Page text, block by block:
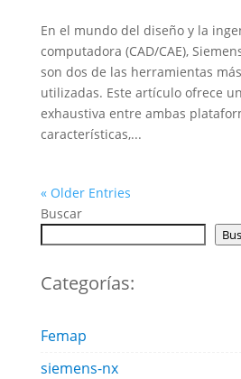
En el mundo del diseño y la
computadora (CAD/CAE),
son dos de las herramientas
utilizadas. Este artículo ofrece
exhaustiva entre ambas
características,...
« Older Entries
Buscar
Categorías:
Femap
siemens-nx